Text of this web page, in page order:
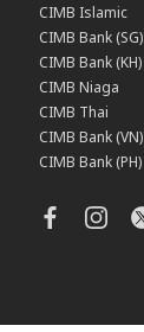
CIMB Islamic
CIMB Bank (SG)
CIMB Bank (KH)
CIMB Niaga
CIMB Thai
CIMB Bank (VN)
CIMB Bank (PH)